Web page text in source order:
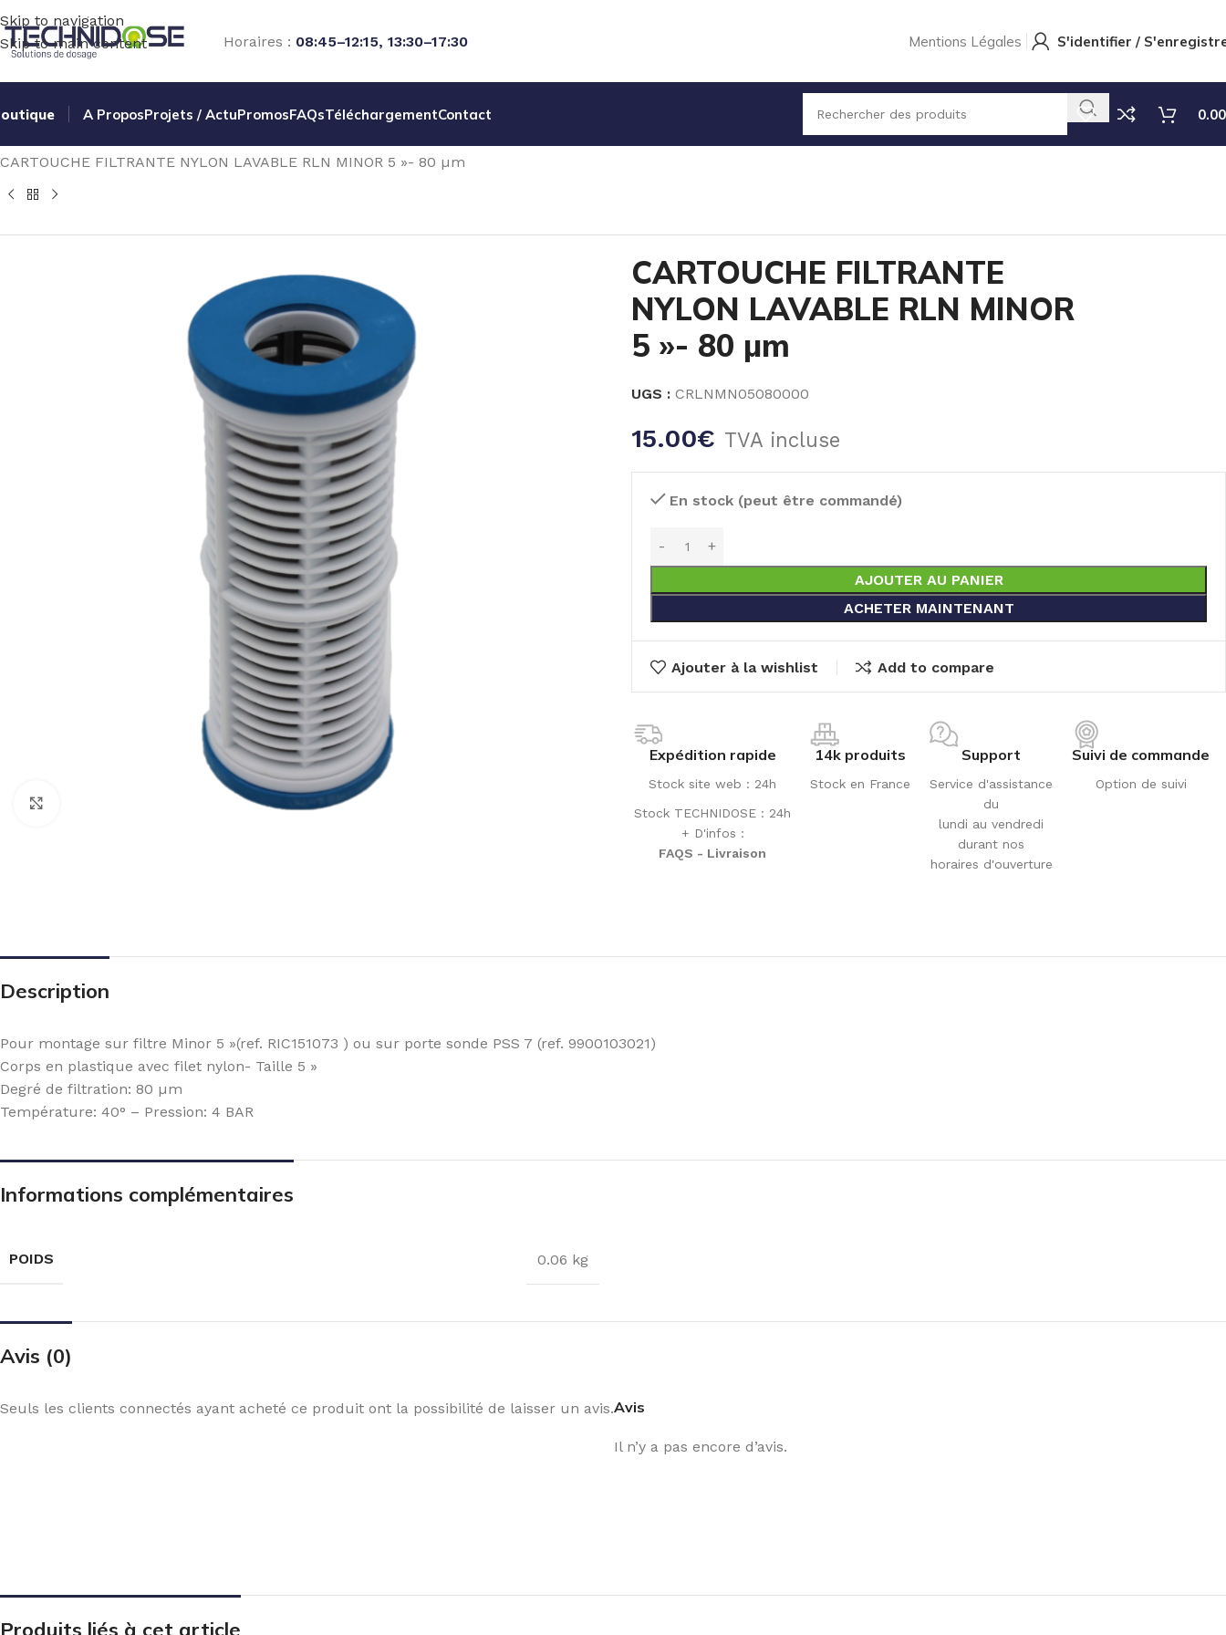
Skip to navigation
Skip to main content
Horaires : 08:45–12:15, 13:30–17:30 Mentions Légales S'identifier /
A ProposProjets / ActuPromosFAQsTéléchargementContact
0.00
CARTOUCHE FILTRANTE NYLON LAVABLE RLN MINOR 5 »- 80 µm
CARTOUCHE FILTRANTE
NYLON LAVABLE RLN MINOR
5 »- 80 µm
UGS : CRLNMN05080000
15.00€ TVA incluse
En stock (peut être commandé)
AJOUTER AU PANIER
ACHETER MAINTENANT
Ajouter à la wishlist Add to compare
Expédition rapide
Stock site web : 24h
Stock TECHNIDOSE : 24h
+ D'infos :
FAQS - Livraison
14k produits
Stock en France
Support
Service d'assistance
du
lundi au vendredi
durant nos
horaires d'ouverture
Suivi de commande
Option de suivi
Description
Pour montage sur filtre Minor 5 »(ref. RIC151073 ) ou sur porte sonde PSS 7 (ref. 9900103021)
Corps en plastique avec filet nylon- Taille 5 »
Degré de filtration: 80 µm
Température: 40° – Pression: 4 BAR
Informations complémentaires
POIDS 0.06 kg
Avis (0)
Avis
Il n’y a pas encore d’avis.
Seuls les clients connectés ayant acheté ce produit ont la possibilité de laisser un avis.
Produits liés à cet article